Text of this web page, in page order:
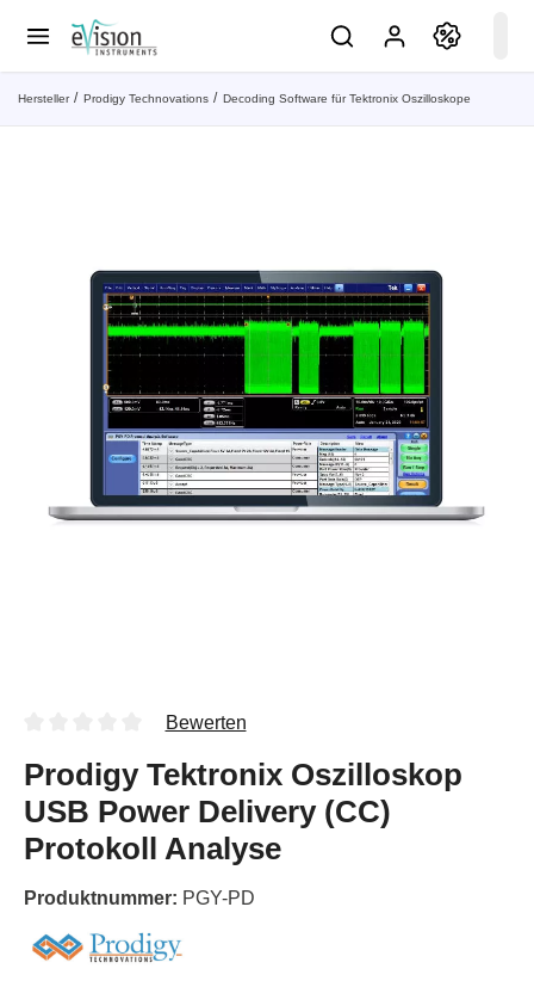
Hersteller Prodigy Technovations Decoding Software für Tektronix Oszilloskope
Bewerten
Prodigy Tektronix Oszilloskop
USB Power Delivery (CC)
Protokoll Analyse
Produktnummer: PGY-PD